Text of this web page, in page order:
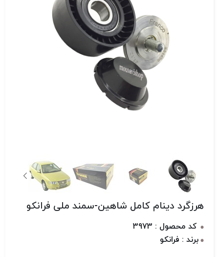
هرزگرد دینام کامل شاهین-سمند ملی فرانکو
کد محصول : 3973
برند : فرانکو